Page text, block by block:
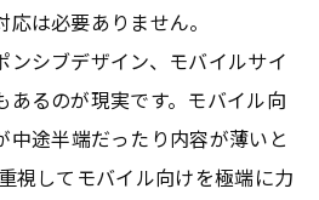
は必要ありません。
ンシブデザイン、モバイルサイ
あるのが現実です。モバイル向
中途半端だったり内容が薄いと
視してモバイル向けを極端に力